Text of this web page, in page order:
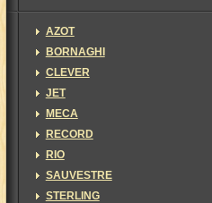
AZOT
BORNAGHI
CLEVER
JET
MECA
RECORD
RIO
SAUVESTRE
STERLING